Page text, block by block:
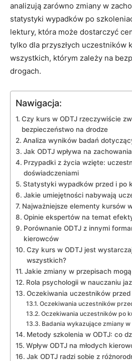
analizują zarówno zmiany w
statystyki wypadków po
lektury, która może dostarczyć
tylko dla przyszłych uczestników
wszystkich, którym zależy na
drogach.
Nawigacja:
Czy kurs w ODTJ rzeczywiście
bezpieczeństwo na drodze
Analiza wyników badań
Jak ODTJ wpływa na
Przypadki z życia wzięte:
doświadczeniami
Statystyki wypadków przed i po
Jakie umiejętności nabywają
Najważniejsze elementy kursów
Opinie ekspertów na temat
Porównanie ODTJ z innymi
kierowców
Czy kurs w ODTJ jest
wszystkich?
Jakie zmiany w przepisach mogą
Rola psychologii w nauczaniu
Oczekiwania uczestników
Oczekiwania uczestników
Oczekiwania uczestników po
Badania wykazujące zmiany
Metody szkolenia w ODTJ: co
Wpływ ODTJ na młodych
Jak ODTJ radzi sobie z